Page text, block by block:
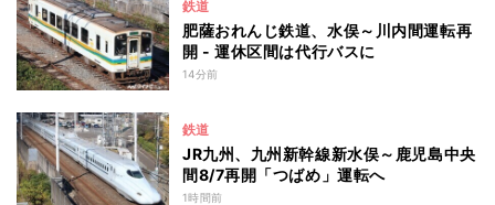
鉄道
肥薩おれんじ鉄道、水俣～川内間運転再
開 - 運休区間は代行バスに
14分前
鉄道
JR九州、九州新幹線新水俣～鹿児島中央
間8/7再開「つばめ」運転へ
1時間前